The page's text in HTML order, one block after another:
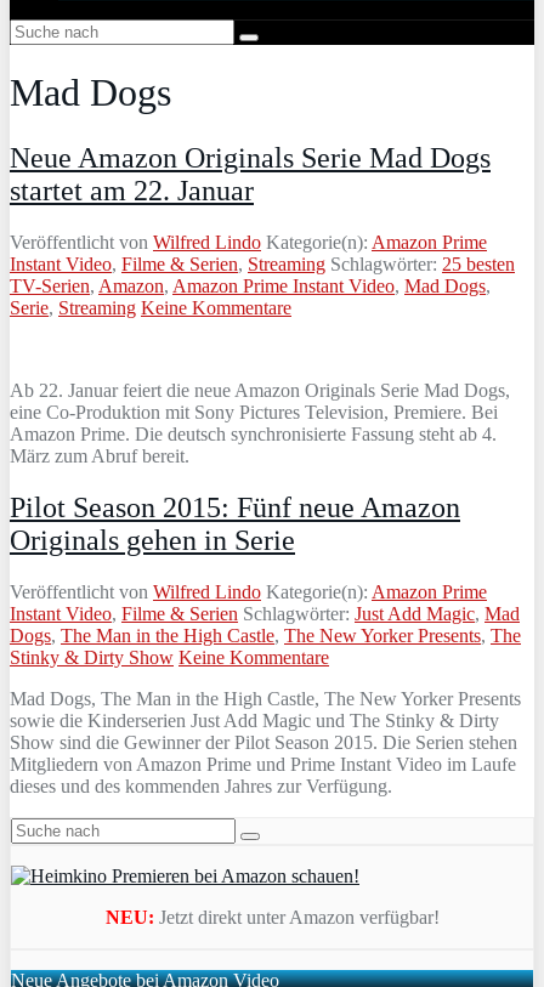
Mad Dogs
Neue Amazon Originals Serie Mad Dogs
startet am 22. Januar
Veröffentlicht von Wilfred Lindo Kategorie(n): Amazon Prime
Instant Video, Filme & Serien, Streaming Schlagwörter: 25 besten
TV-Serien, Amazon, Amazon Prime Instant Video, Mad Dogs,
Serie, Streaming Keine Kommentare
Ab 22. Januar feiert die neue Amazon Originals Serie Mad Dogs,
eine Co-Produktion mit Sony Pictures Television, Premiere. Bei
Amazon Prime. Die deutsch synchronisierte Fassung steht ab 4.
März zum Abruf bereit.
Pilot Season 2015: Fünf neue Amazon
Originals gehen in Serie
Veröffentlicht von Wilfred Lindo Kategorie(n): Amazon Prime
Instant Video, Filme & Serien Schlagwörter: Just Add Magic, Mad
Dogs, The Man in the High Castle, The New Yorker Presents, The
Stinky & Dirty Show Keine Kommentare
Mad Dogs, The Man in the High Castle, The New Yorker Presents
sowie die Kinderserien Just Add Magic und The Stinky & Dirty
Show sind die Gewinner der Pilot Season 2015. Die Serien stehen
Mitgliedern von Amazon Prime und Prime Instant Video im Laufe
dieses und des kommenden Jahres zur Verfügung.
NEU: Jetzt direkt unter Amazon verfügbar!
Neue Angebote bei Amazon Video